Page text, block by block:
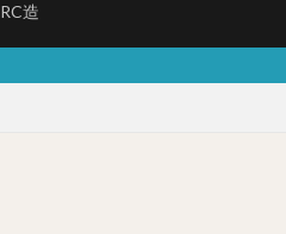
RC造